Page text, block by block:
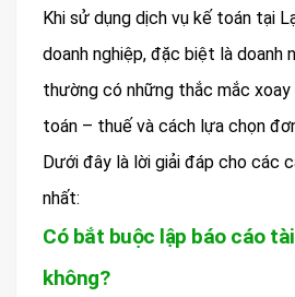
Khi sử dụng dịch vụ kế toán tại
doanh nghiệp, đặc biệt là doanh
thường có những thắc mắc xoay
toán – thuế và cách lựa chọn
Dưới đây là lời giải đáp cho các
nhất:
Có bắt buộc lập báo cáo
không?